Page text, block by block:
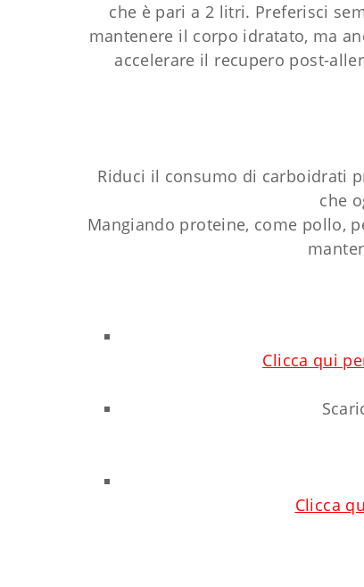
che è pari a 2 litri. Preferisci
mantenere il corpo idratato, ma
accelerare il recupero post-
Riduci il consumo di carboidrati
che
Mangiando proteine, come pollo,
Clicca qui
Clicca